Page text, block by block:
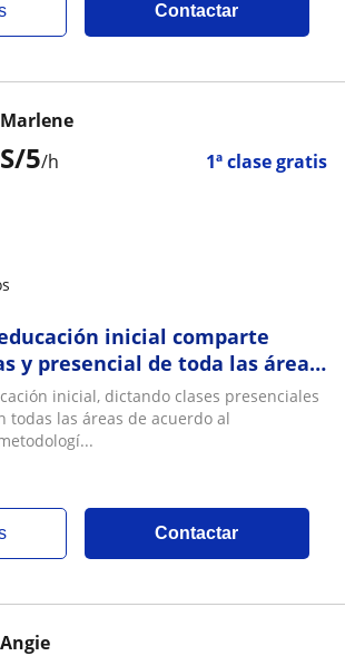
Contactar
S/5/h 1ª clase gratis
Marlene
inicial comparte
y presencial de toda las áreas
inicial, dictando clases presenciales
todas las áreas de acuerdo al
Contactar
Angie